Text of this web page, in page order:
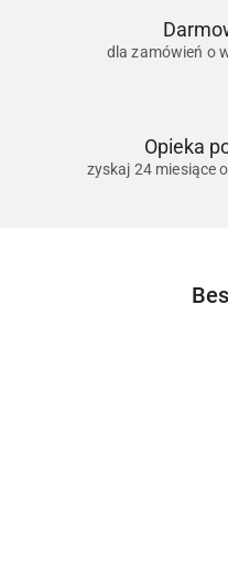
dla zamówień o
Opieka
zyskaj 24 miesiące
Pomiń karuzelę